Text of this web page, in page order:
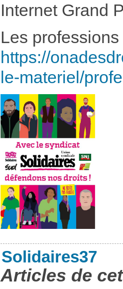
Internet Grand
Les
https://
le-materiel/
Solidaires37
Articles de